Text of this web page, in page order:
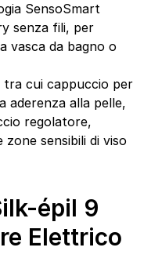
SensoSmart
senza fili, per
vasca da bagno o
tra cui cappuccio per
aderenza alla pelle,
regolatore,
sensibili di viso
épil 9
Elettrico